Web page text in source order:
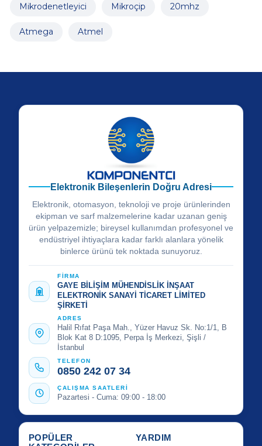
Mikrodenetleyici Mikroçip 20mhz
Atmega Atmel
Elektronik Bileşenlerin Doğru Adresi
Elektronik, otomasyon, teknoloji ve proje ürünlerinden
ekipman ve sarf malzemelerine kadar uzanan geniş
ürün yelpazemizle; bireysel kullanımdan profesyonel ve
endüstriyel ihtiyaçlara kadar farklı alanlara yönelik
binlerce ürünü tek noktada sunuyoruz.
FİRMA
GAYE BİLİŞİM MÜHENDİSLİK İNŞAAT
ELEKTRONİK SANAYİ TİCARET LİMİTED
ŞİRKETİ
ADRES
Halil Rıfat Paşa Mah., Yüzer Havuz Sk. No:1/1, B
Blok Kat 8 D:1095, Perpa İş Merkezi, Şişli /
İstanbul
TELEFON
0850 242 07 34
ÇALIŞMA SAATLERİ
Pazartesi - Cuma: 09:00 - 18:00
POPÜLER
YARDIM